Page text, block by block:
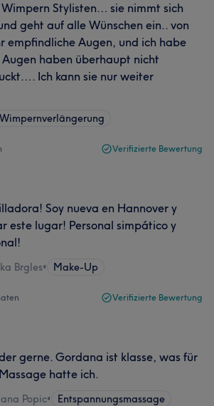
Stylisten… sie nimmt sich
geht auf alle Wünschen ein.. von
empfindliche Augen, und ich habe
haben überhaupt nicht
Ich kann sie nur weiter
Wimpernverlängerung
Verifizierte Bewertung
Soy nueva en Hannover y
este lugar! Personal simpático y
Brgles• Make-Up
Verifizierte Bewertung
gerne. Gordana ist klasse, was für
hatte ich.
Popic• Entspannungsmassage